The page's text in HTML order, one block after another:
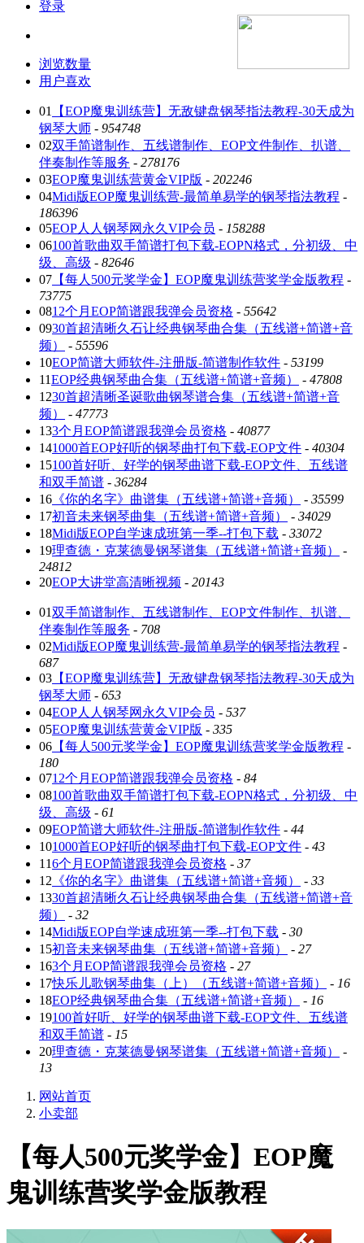
登录
浏览数量
用户喜欢
01
【EOP魔鬼训练营】无敌键盘钢琴指法教程-30天成为
钢琴大师 - 954748
02双手简谱制作、五线谱制作、EOP文件制作、扒谱、
伴奏制作等服务 - 278176
03EOP魔鬼训练营黄金VIP版 - 202246
04Midi版EOP魔鬼训练营-最简单易学的钢琴指法教程 -
186396
05EOP人人钢琴网永久VIP会员 - 158288
06100首歌曲双手简谱打包下载-EOPN格式，分初级、中
级、高级 - 82646
07 【每人500元奖学金】EOP魔鬼训练营奖学金版教程 -
73775
0812个月EOP简谱跟我弹会员资格 - 55642
0930首超清晰久石让经典钢琴曲合集（五线谱+简谱+音
频）
- 55596
10EOP简谱大师软件-注册版-简谱制作软件 - 53199
11EOP经典钢琴曲合集（五线谱+简谱+音频） - 47808
1230首超清晰圣诞歌曲钢琴谱合集（五线谱+简谱+音
频）
- 47773
133个月EOP简谱跟我弹会员资格 - 40877
141000首EOP好听的钢琴曲打包下载-EOP文件 - 40304
15100首好听、好学的钢琴曲谱下载-EOP文件、五线谱
和双手简谱 - 36284
16 《你的名字》曲谱集（五线谱+简谱+音频） - 35599
17初音未来钢琴曲集（五线谱+简谱+音频） - 34029
18Midi版EOP自学速成班第一季--打包下载 - 33072
19理查德・克莱德曼钢琴谱集（五线谱+简谱+音频）
-
24812
20EOP大讲堂高清晰视频 - 20143
01双手简谱制作、五线谱制作、EOP文件制作、扒谱、
伴奏制作等服务 - 708
02Midi版EOP魔鬼训练营-最简单易学的钢琴指法教程 -
687
03 【EOP魔鬼训练营】无敌键盘钢琴指法教程-30天成为
钢琴大师 - 653
04EOP人人钢琴网永久VIP会员 - 537
05EOP魔鬼训练营黄金VIP版 - 335
06 【每人500元奖学金】EOP魔鬼训练营奖学金版教程 -
180
0712个月EOP简谱跟我弹会员资格 - 84
08100首歌曲双手简谱打包下载-EOPN格式，分初级、中
级、高级 - 61
09EOP简谱大师软件-注册版-简谱制作软件 - 44
101000首EOP好听的钢琴曲打包下载-EOP文件 - 43
116个月EOP简谱跟我弹会员资格 - 37
12 《你的名字》曲谱集（五线谱+简谱+音频） - 33
1330首超清晰久石让经典钢琴曲合集（五线谱+简谱+音
频）
- 32
14Midi版EOP自学速成班第一季--打包下载 - 30
15初音未来钢琴曲集（五线谱+简谱+音频） - 27
163个月EOP简谱跟我弹会员资格 - 27
17快乐儿歌钢琴曲集（上）（五线谱+简谱+音频） - 16
18EOP经典钢琴曲合集（五线谱+简谱+音频） - 16
19100首好听、好学的钢琴曲谱下载-EOP文件、五线谱
和双手简谱 - 15
20理查德・克莱德曼钢琴谱集（五线谱+简谱+音频）
-
13
网站首页
小卖部
【每人500元奖学金】EOP魔
鬼训练营奖学金版教程